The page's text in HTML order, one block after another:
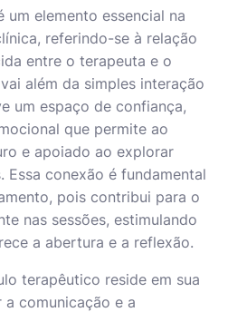
elemento essencial na
referindo-se à relação
entre o terapeuta e o
além da simples interação
um espaço de confiança,
que permite ao
e apoiado ao explorar
Essa conexão é fundamental
pois contribui para o
nas sessões, estimulando
a abertura e a reflexão.
terapêutico reside em sua
comunicação e a